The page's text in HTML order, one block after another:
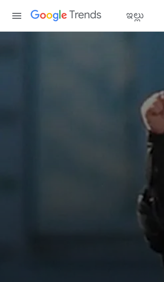
Trends ఇల్లు